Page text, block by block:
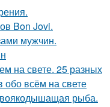
Bon Jovi.
мужчин.
на свете. 25 разных
всём на свете
рыба.